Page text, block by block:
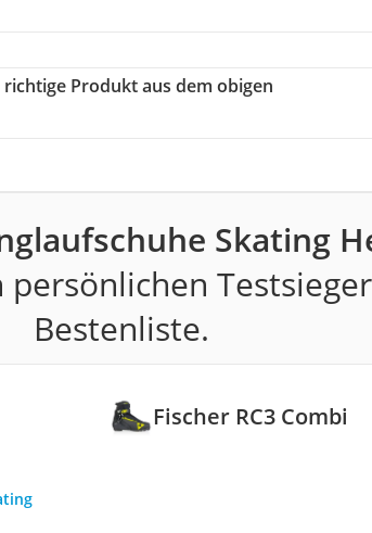
richtige Produkt aus dem obigen
Skating
persönlichen
Bestenliste.
Fischer RC3 Combi